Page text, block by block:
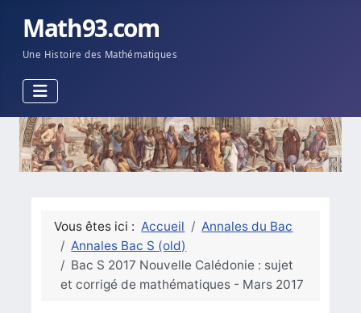
Math93.com
Une Histoire des Mathématiques
Vous êtes ici : Accueil
Annales du Bac
Annales Bac S (old)
Bac S 2017 Nouvelle Calédonie : sujet
et corrigé de mathématiques - Mars 2017